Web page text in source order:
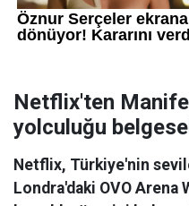
Netflix'ten
yolculuğu
Netflix, Türkiye'nin
Londra'daki OVO Arena